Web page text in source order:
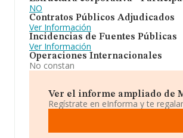
NO
Contratos Públicos Adjudicados
Ver Información
Incidencias de Fuentes Públicas
Ver Información
Operaciones Internacionales
No constan
Ver el informe ampliado de
Regístrate en eInforma y te